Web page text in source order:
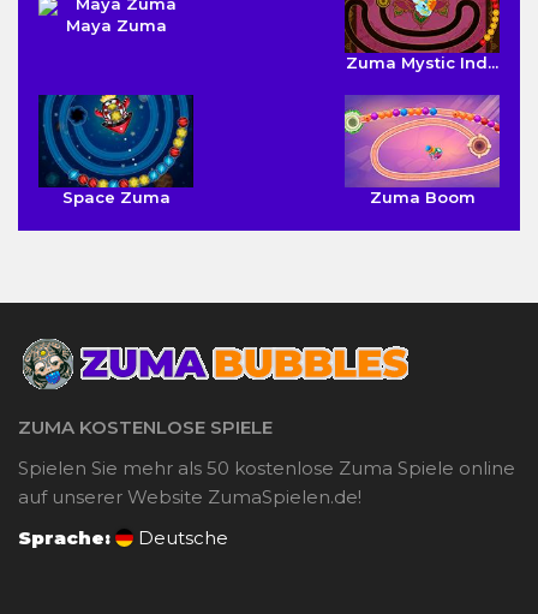
Maya Zuma
Zuma Mystic Ind...
Space Zuma Zuma Boom
ZUMA KOSTENLOSE SPIELE
Spielen Sie mehr als 50 kostenlose Zuma Spiele online
auf unserer Website ZumaSpielen.de!
Sprache:
Deutsche